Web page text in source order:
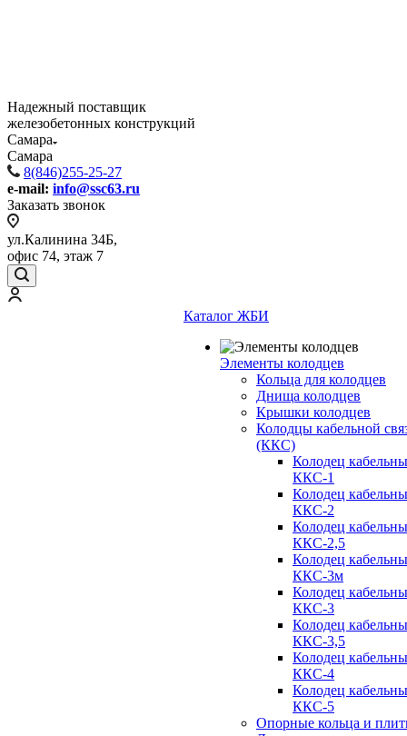
Надежный поставщик
железобетонных конструкций
Самара
Самара
8(846)255-25-27
e-mail: info@ssc63.ru
Заказать звонок
ул.Калинина 34Б,
офис 74, этаж 7
Каталог ЖБИ
Элементы колодцев
Кольца для колодцев
Днища колодцев
Крышки колодцев
Колодцы кабельной
(ККС)
Колодец
ККС-1
Колодец
ККС-2
Колодец
ККС-2,5
Колодец
ККС-3м
Колодец
ККС-3
Колодец
ККС-3,5
Колодец
ККС-4
Колодец
ККС-5
Опорные кольца и